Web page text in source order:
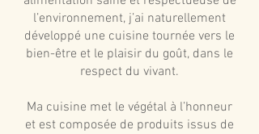
l’environnement, j’ai naturellement
développé une cuisine tournée vers le
bien-être et le plaisir du goût, dans le
respect du vivant.
Ma cuisine met le végétal à l’honneur
et est composée de produits issus de